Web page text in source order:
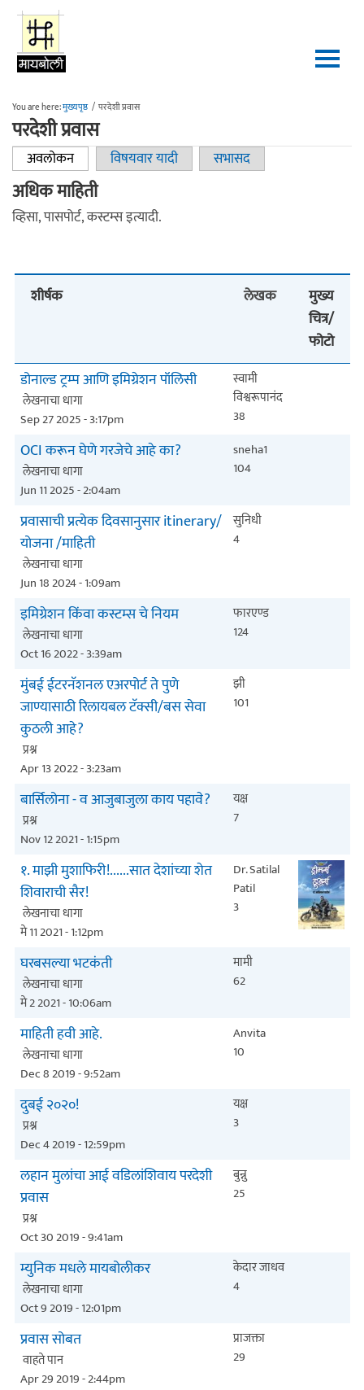
Skip to main content
You are here:मुख्यपृष्ठ / परदेशी प्रवास
परदेशी प्रवास
Primary tabs
अवलोकन(active tab)विषयवार यादी सभासद
अधिक माहिती
व्हिसा, पासपोर्ट, कस्टम्स इत्यादी.
शीर्षक लेखक
मुख्य
चित्र/
फोटो
डोनाल्ड ट्रम्प आणि इमिग्रेशन पॉलिसी
लेखनाचा धागा
Sep 27 2025 - 3:17pm
स्वामी
विश्वरूपानंद
38
OCI करून घेणे गरजेचे आहे का?
लेखनाचा धागा
Jun 11 2025 - 2:04am
sneha1
104
प्रवासाची प्रत्येक दिवसानुसार itinerary/
योजना /माहिती
लेखनाचा धागा
Jun 18 2024 - 1:09am
सुनिधी
4
इमिग्रेशन किंवा कस्टम्स चे नियम
लेखनाचा धागा
Oct 16 2022 - 3:39am
फारएण्ड
124
मुंबई ईटरनॅशनल एअरपोर्ट ते पुणे
जाण्यासाठी रिलायबल टॅक्सी/बस सेवा
कुठली आहे?
प्रश्न
Apr 13 2022 - 3:23am
झी
101
बार्सिलोना - व आजुबाजुला काय पहावे?
प्रश्न
Nov 12 2021 - 1:15pm
यक्ष
7
१. माझी मुशाफिरी!......सात देशांच्या शेत
शिवाराची सैर!
लेखनाचा धागा
मे 11 2021 - 1:12pm
Dr. Satilal
Patil
3
घरबसल्या भटकंती
लेखनाचा धागा
मे 2 2021 - 10:06am
मामी
62
माहिती हवी आहे.
लेखनाचा धागा
Dec 8 2019 - 9:52am
Anvita
10
दुबई २०२०!
प्रश्न
Dec 4 2019 - 12:59pm
यक्ष
3
लहान मुलांचा आई वडिलांशिवाय परदेशी
प्रवास
प्रश्न
Oct 30 2019 - 9:41am
बुन्नु
25
म्युनिक मधले मायबोलीकर
लेखनाचा धागा
Oct 9 2019 - 12:01pm
केदार जाधव
4
प्रवास सोबत
वाहते पान
Apr 29 2019 - 2:44pm
प्राजक्ता
29